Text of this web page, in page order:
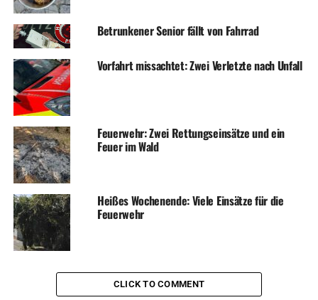
Betrunkener Senior fällt von Fahrrad
Vorfahrt missachtet: Zwei Verletzte nach Unfall
Feuerwehr: Zwei Rettungseinsätze und ein
Feuer im Wald
Heißes Wochenende: Viele Einsätze für die
Feuerwehr
CLICK TO COMMENT